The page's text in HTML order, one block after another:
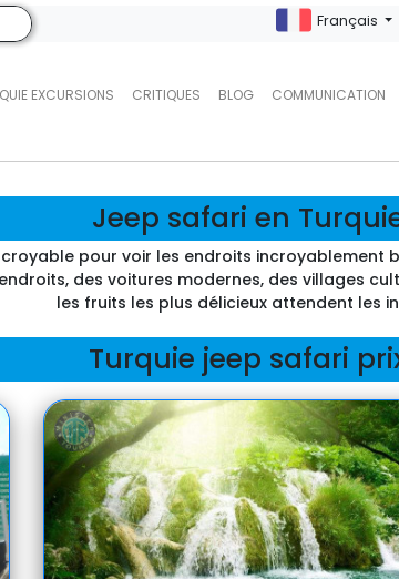
EXCURSIONS CRITIQUES BLOG COMMUNICATION
Français
Jeep safari en
pour voir les endroits incroyablement
des voitures modernes, des villages
les fruits les plus délicieux attendent les
Turquie jeep safari